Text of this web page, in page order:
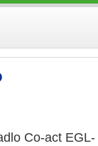
Co-act EGL-